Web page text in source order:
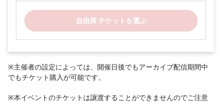
自由席 チケットを選ぶ
※主催者の設定によっては、開催日後でもアーカイブ配信期間中
でもチケット購入が可能です。
※本イベントのチケットは譲渡することができませんのでご注意